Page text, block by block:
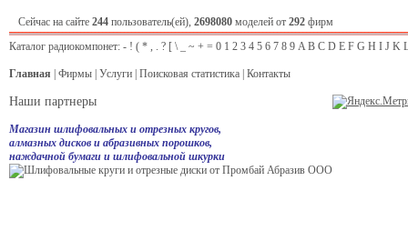
Сейчас на сайте 244 пользователь(ей), 2698080 моделей от 292 фирм
Каталог радиокомпонет: - ! ( * , . ? [ \ ~ + = 0 1 2 3 4 5 6 7 8 9 A B C D E F G H I J K
Главная Фирмы Услуги Поисковая статистика Контакты
Наши партнеры
Магазин шлифовальных и отрезных кругов,
алмазных дисков и абразивных порошков,
наждачной бумаги и шлифовальной шкурки